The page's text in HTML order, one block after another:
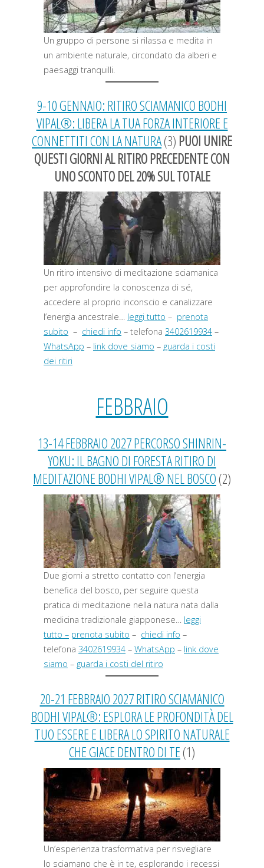
Un gruppo di persone si rilassa e medita in
un ambiente naturale, circondato da alberi e
paesaggi tranquilli.
9-10 GENNAIO: RITIRO SCIAMANICO BODHI
VIPAL®: LIBERA LA TUA FORZA INTERIORE E
CONNETTITI CON LA NATURA(3)PUOI UNIRE
QUESTI GIORNI AL RITIRO PRECEDENTE CON
UNO SCONTO DEL 20% SUL TOTALE
Un ritiro intensivo di meditazione sciamanica
per approfondire la conoscenza di sé,
accedere al proprio inconscio e canalizzare
l’energia ancestrale… leggi tutto – prenota
subito – chiedi info – telefona 3402619934 –
WhatsApp – link dove siamo – guarda i costi
dei ritiri
FEBBRAIO
13-14 FEBBRAIO 2027 PERCORSO SHINRIN-
YOKU: IL BAGNO DI FORESTA RITIRO DI
MEDITAZIONE BODHI VIPAL® NEL BOSCO(2)
Due giorni a stretto contatto con l’energia
benefica del bosco, per seguire questa
pratica di meditazione nella natura nata dalla
medicina tradizionale giapponese… leggi
tutto – prenota subito – chiedi info –
telefona 3402619934 – WhatsApp – link dove
siamo – guarda i costi del ritiro
20-21 FEBBRAIO 2027 RITIRO SCIAMANICO
BODHI VIPAL®: ESPLORA LE PROFONDITÀ DEL
TUO ESSERE E LIBERA LO SPIRITO NATURALE
CHE GIACE DENTRO DI TE(1)
Un’esperienza trasformativa per risvegliare
lo sciamano che è in te, esplorando i recessi